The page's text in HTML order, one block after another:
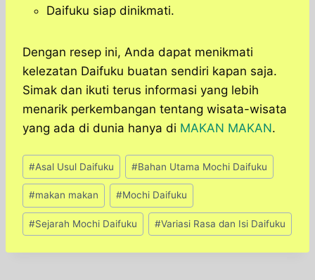
Daifuku siap dinikmati.
Dengan resep ini, Anda dapat menikmati
kelezatan Daifuku buatan sendiri kapan saja.
Simak dan ikuti terus informasi yang lebih
menarik perkembangan tentang wisata-wisata
yang ada di dunia hanya di MAKAN MAKAN.
Post
Tags:
#Asal Usul Daifuku #Bahan Utama Mochi Daifuku
#makan makan #Mochi Daifuku
#Sejarah Mochi Daifuku #Variasi Rasa dan Isi Daifuku